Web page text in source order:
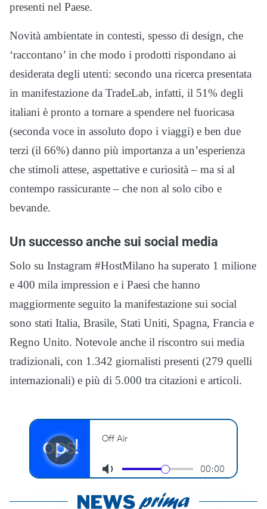
presenti nel Paese.
Novità ambientate in contesti, spesso di design, che
‘raccontano’ in che modo i prodotti rispondano ai
desiderata degli utenti: secondo una ricerca presentata
in manifestazione da TradeLab, infatti, il 51% degli
italiani è pronto a tornare a spendere nel fuoricasa
(seconda voce in assoluto dopo i viaggi) e ben due
terzi (il 66%) danno più importanza a un’esperienza
che stimoli attese, aspettative e curiosità – ma si al
contempo rassicurante – che non al solo cibo e
bevande.
Un successo anche sui social media
Solo su Instagram #HostMilano ha superato 1 milione
e 400 mila impression e i Paesi che hanno
maggiormente seguito la manifestazione sui social
sono stati Italia, Brasile, Stati Uniti, Spagna, Francia e
Regno Unito. Notevole anche il riscontro sui media
tradizionali, con 1.342 giornalisti presenti (279 quelli
internazionali) e più di 5.000 tra citazioni e articoli.